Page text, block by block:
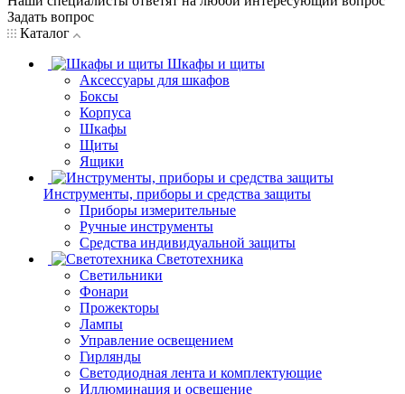
Задать вопрос
Каталог
Шкафы и щиты
Аксессуары для шкафов
Боксы
Корпуса
Шкафы
Щиты
Ящики
Инструменты, приборы и средства защиты
Приборы измерительные
Ручные инструменты
Средства индивидуальной защиты
Светотехника
Светильники
Фонари
Прожекторы
Лампы
Управление освещением
Гирлянды
Светодиодная лента и комплектующие
Иллюминация и освещение